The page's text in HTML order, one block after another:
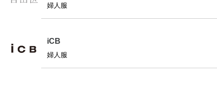
婦人服
iCB
婦人服